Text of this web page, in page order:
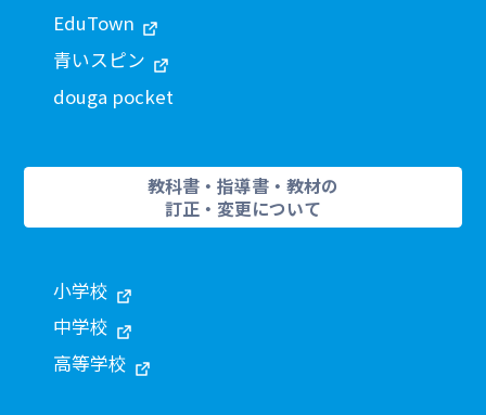
EduTown
青いスピン
douga pocket
教科書・指導書・教材の
訂正・変更について
小学校
中学校
高等学校